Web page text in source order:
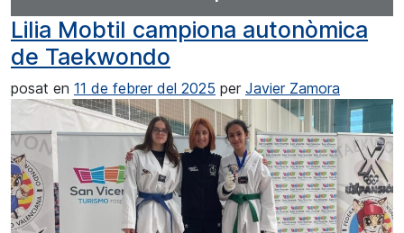
Lilia Mobtil campiona autonòmica
de Taekwondo
posat en 11 de febrer del 2025 per Javier Zamora